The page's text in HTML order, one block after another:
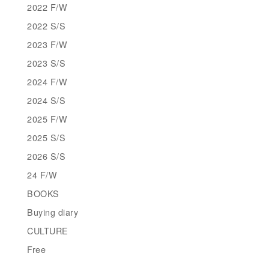
2022 F/W
2022 S/S
2023 F/W
2023 S/S
2024 F/W
2024 S/S
2025 F/W
2025 S/S
2026 S/S
24 F/W
BOOKS
Buying diary
CULTURE
Free